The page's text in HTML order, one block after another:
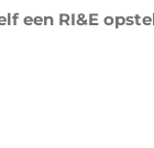
een RI&E